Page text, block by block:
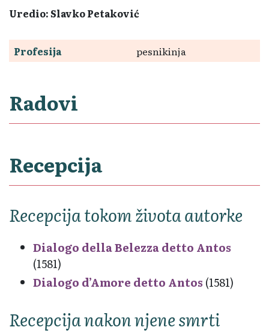
Uredio: Slavko Petaković
Profesija pesnikinja
Radovi
Recepcija
Recepcija tokom života autorke
Dialogo della Belezza detto Antos
(1581)
Dialogo d’Amore detto Antos (1581)
Recepcija nakon njene smrti